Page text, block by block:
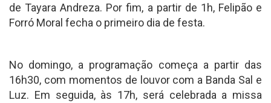
de Tayara Andreza. Por fim, a partir de 1h, Felipão e
Forró Moral fecha o primeiro dia de festa.
No domingo, a programação começa a partir das
16h30, com momentos de louvor com a Banda Sal e
Luz. Em seguida, às 17h, será celebrada a missa